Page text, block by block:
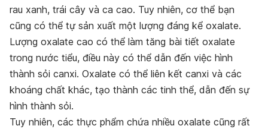
rau xanh, trái cây và ca cao. Tuy nhiên, cơ thể bạn
cũng có thể tự sản xuất một lượng đáng kể oxalate.
Lượng oxalate cao có thể làm tăng bài tiết oxalate
trong nước tiểu, điều này có thể dẫn đến việc hình
thành sỏi canxi. Oxalate có thể liên kết canxi và các
khoáng chất khác, tạo thành các tinh thể, dẫn đến sự
hình thành sỏi.
Tuy nhiên, các thực phẩm chứa nhiều oxalate cũng rất